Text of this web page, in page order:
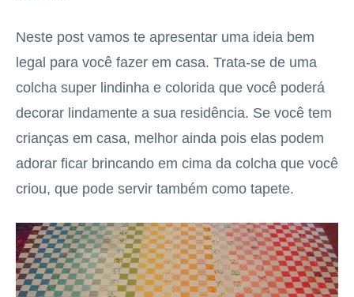
Neste post vamos te apresentar uma ideia bem
legal para você fazer em casa. Trata-se de uma
colcha super lindinha e colorida que você poderá
decorar lindamente a sua residência. Se você tem
crianças em casa, melhor ainda pois elas podem
adorar ficar brincando em cima da colcha que você
criou, que pode servir também como tapete.